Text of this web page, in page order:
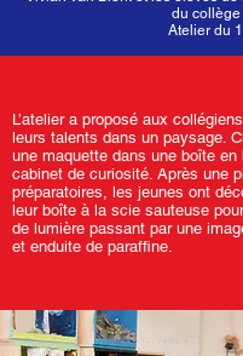
du collège
Atelier du
L’atelier a proposé aux
leurs talents dans un paysage.
une maquette dans une boîte
cabinet de curiosité. Après une
préparatoires, les jeunes ont
leur boîte à la scie sauteuse
de lumière passant par une
et enduite de paraffine.